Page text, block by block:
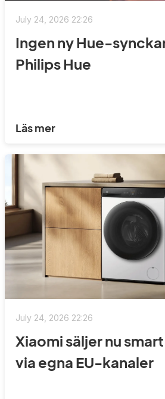
July 24, 2026 22:26
Ingen ny Hue-
Philips Hue
Läs mer
July 24, 2026 22:26
Xiaomi säljer nu
via egna EU-kanaler